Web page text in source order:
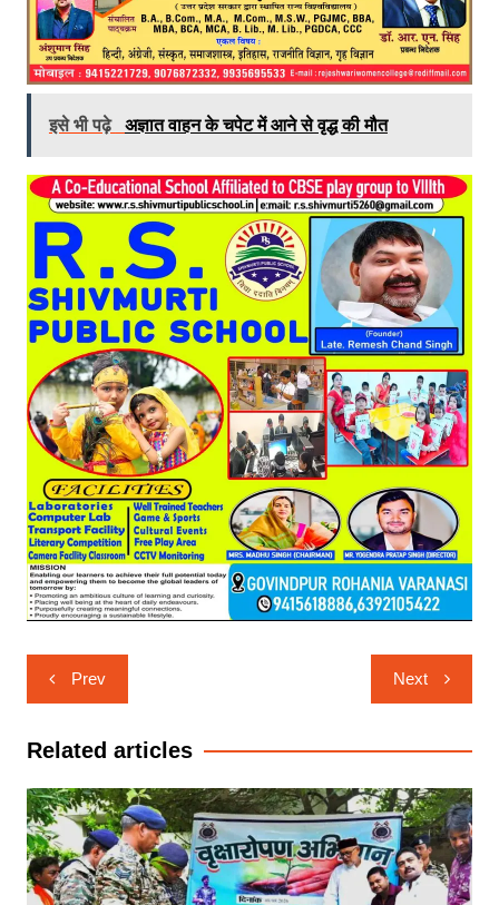
इसे भी पढ़े अज्ञात वाहन के चपेट में आने से वृद्ध की मौत
Post
navigation
Prev Next
Related articles